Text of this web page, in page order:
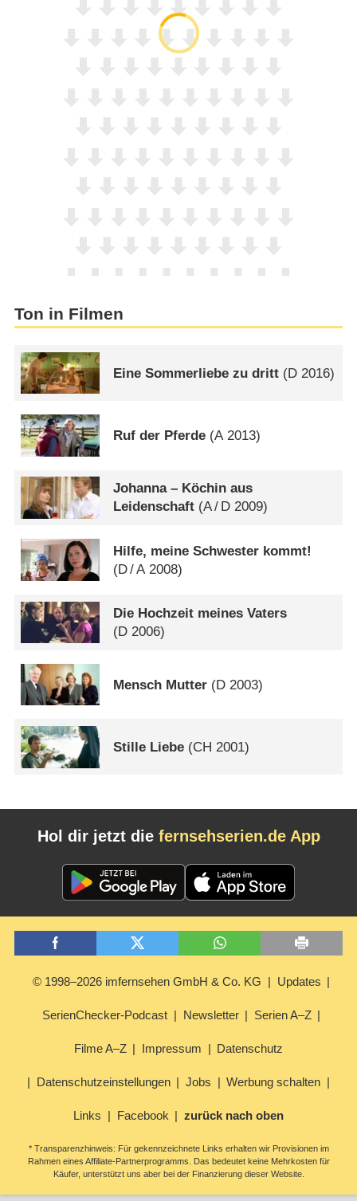
Ton in Filmen
Eine Sommerliebe zu dritt (D 2016)
Ruf der Pferde (A 2013)
Johanna – Köchin aus
Leidenschaft (A/ D 2009)
Hilfe, meine Schwester kommt!
(D/A 2008)
Die Hochzeit meines Vaters
(D 2006)
Mensch Mutter (D 2003)
Stille Liebe (CH 2001)
Hol dir jetzt die fernsehserien.de App
© 1998–2026 imfernsehen GmbH & Co. KG Updates
SerienChecker-Podcast Newsletter Serien A–Z
Filme A–Z Impressum Datenschutz
Datenschutzeinstellungen Jobs Werbung schalten
Links Facebook zurück nach oben
* Transparenzhinweis: Für gekennzeichnete Links erhalten wir Provisionen im
Rahmen eines Affiliate-Partnerprogramms. Das bedeutet keine Mehrkosten für
Käufer, unterstützt uns aber bei der Finanzierung dieser Website.